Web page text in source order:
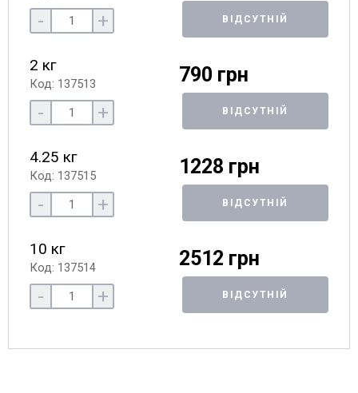
- + ВІДСУТНІЙ
2 кг
Код: 137513 790 грн
- + ВІДСУТНІЙ
4.25 кг
Код: 137515 1228 грн
- + ВІДСУТНІЙ
10 кг
Код: 137514 2512 грн
- + ВІДСУТНІЙ